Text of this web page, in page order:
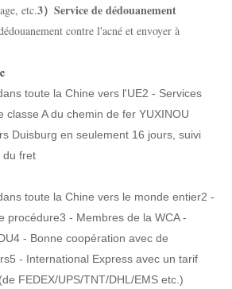
etc.3）Service de dédouanement
contre l'acné et envoyer à
toute la Chine vers l'UE2 - Services
classe A du chemin de fer YUXINOU
Duisburg en seulement 16 jours, suivi
du fret
toute la Chine vers le monde entier2 -
procédure3 - Membres de la WCA -
- Bonne coopération avec de
- International Express avec un tarif
FEDEX/UPS/TNT/DHL/EMS etc.)